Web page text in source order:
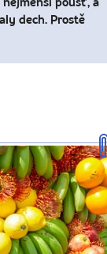
nejmenší poušť, a
dech. Prostě